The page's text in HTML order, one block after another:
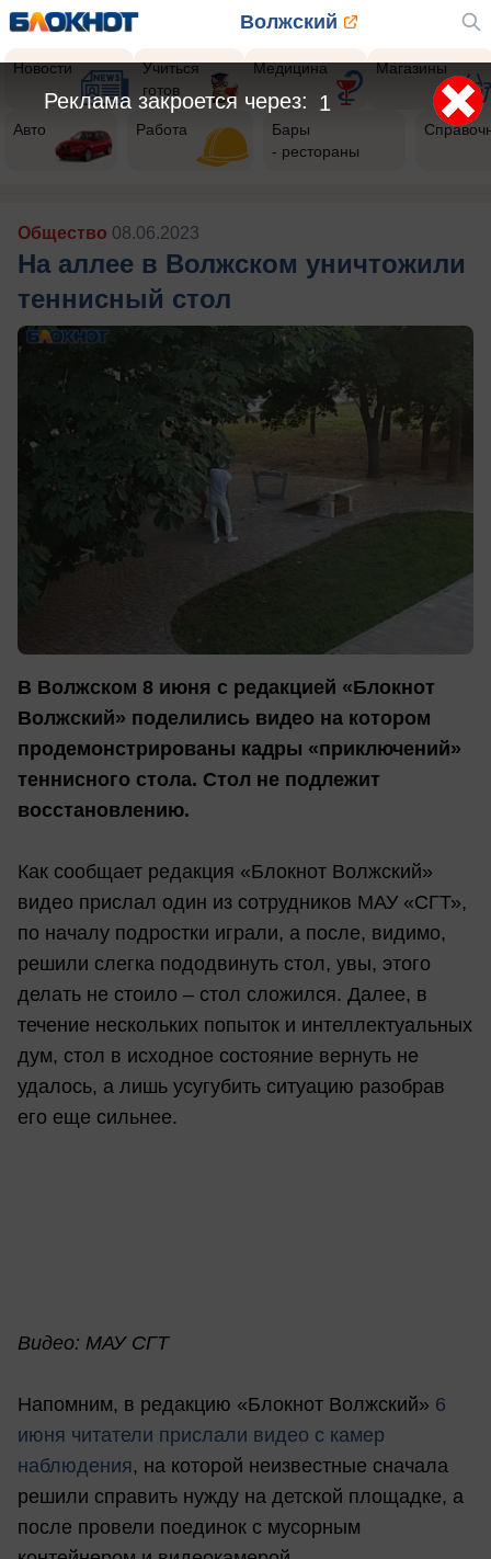
Волжский
Новости
Учиться
готов
Медицина Магазины
Авто Работа
Бары
- рестораны
Общество 08.06.2023
На аллее в Волжском уничтожили
теннисный стол
В Волжском 8 июня с редакцией «Блокнот
Волжский» поделились видео на котором
продемонстрированы кадры «приключений»
теннисного стола. Стол не подлежит
восстановлению.
Как сообщает редакция «Блокнот Волжский»
видео прислал один из сотрудников МАУ «СГТ»,
по началу подростки играли, а после, видимо,
решили слегка пододвинуть стол, увы, этого
делать не стоило – стол сложился. Далее, в
течение нескольких попыток и интеллектуальных
дум, стол в исходное состояние вернуть не
удалось, а лишь усугубить ситуацию разобрав
его еще сильнее.
Видео: МАУ СГТ
Напомним, в редакцию «Блокнот Волжский» 6
июня читатели прислали видео с камер
наблюдения, на которой неизвестные сначала
решили справить нужду на детской площадке, а
после провели поединок с мусорным